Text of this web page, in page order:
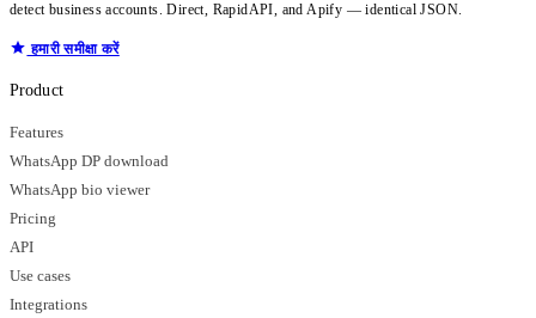
detect business accounts. Direct, RapidAPI, and Apify — identical JSON.
हमारी समीक्षा करें
Product
Features
WhatsApp DP download
WhatsApp bio viewer
Pricing
API
Use cases
Integrations